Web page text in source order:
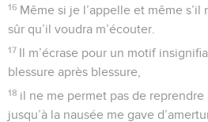
16 Même si je l’appelle et même
sûr qu’il voudra m’écouter.
17 Il m’écrase pour un motif
blessure après blessure,
18 il ne me permet pas de reprendre
jusqu’à la nausée me gave